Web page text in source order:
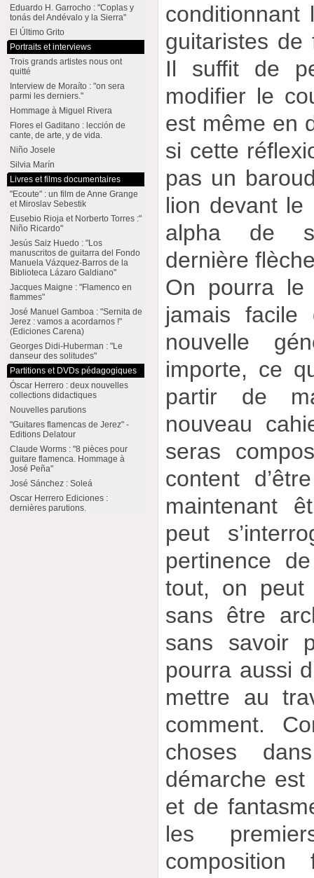
guitaristes de
Il suffit de
modifier le
est même en
si cette
pas un
lion devant le
alpha de
dernière
On pourra le
jamais
nouvelle
importe, ce
partir de
nouveau
seras
content
maintenant
peut
pertinence
tout, on peut
sans être
sans savoir
pourra aussi
mettre au
comment.
choses
démarche
et de
les
Eduardo H. Garrocho : "Coplas y
tonás del Andévalo y la Sierra"
El Último Grito
Portraits et interviews
Trois grands artistes nous ont
quitté
Interview de Moraíto : "on sera
parmi les derniers."
Hommage à Miguel Rivera
Flores el Gaditano : lección de
cante, de arte, y de vida.
Niño Josele
Silvia Marín
Livres et films documentaires
"Ecoute" : un film de Anne Grange
et Miroslav Sebestik
Eusebio Rioja et Norberto Torres :"
Niño Ricardo"
Jesús Saiz Huedo : "Los
manuscritos de guitarra del Fondo
Manuela Vázquez-Barros de la
Biblioteca Lázaro Galdiano"
Jacques Maigne : "Flamenco en
flammes"
José Manuel Gamboa : "Sernita de
Jerez : vamos a acordarnos !"
(Ediciones Carena)
Georges Didi-Huberman : "Le
danseur des solitudes"
Partitions et DVDs pédagogiques
Óscar Herrero : deux nouvelles
collections didactiques
Nouvelles parutions
"Guitares flamencas de Jerez" -
Editions Delatour
Claude Worms : "8 pièces pour
guitare flamenca. Hommage à
José Peña"
José Sánchez : Soleá
Oscar Herrero Ediciones :
dernières parutions.